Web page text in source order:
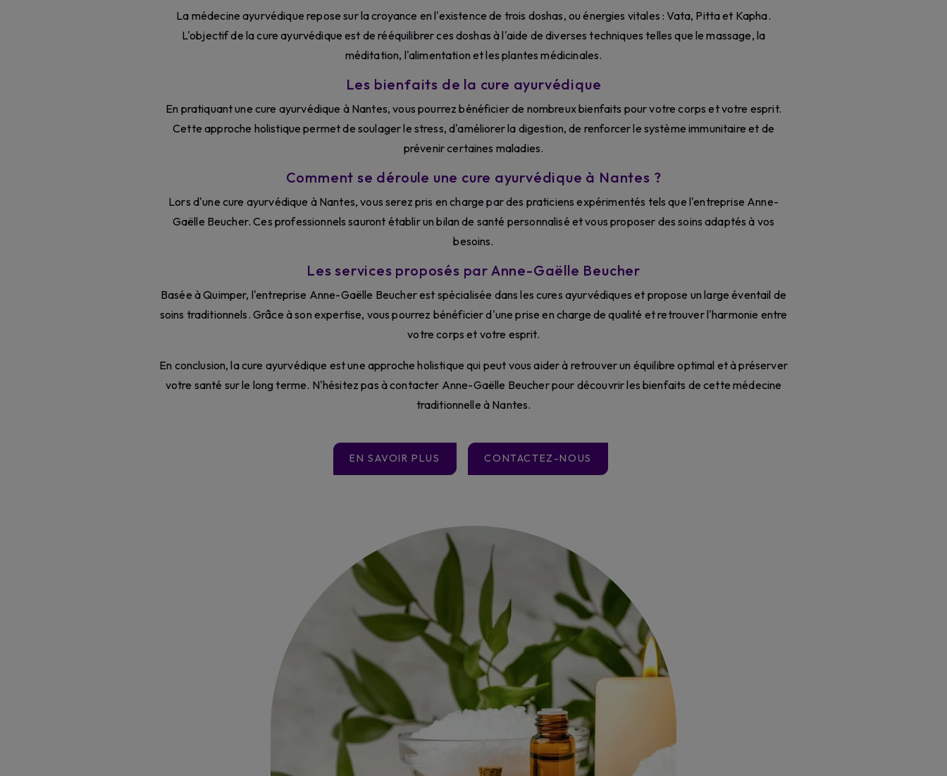
La médecine ayurvédique repose sur la croyance en l'existence de trois doshas, ou énergies vitales : Vata, Pitta et Kapha.
L'objectif de la cure ayurvédique est de rééquilibrer ces doshas à l'aide de diverses techniques telles que le massage, la
méditation, l'alimentation et les plantes médicinales.
Les bienfaits de la cure ayurvédique
En pratiquant une cure ayurvédique à Nantes, vous pourrez bénéficier de nombreux bienfaits pour votre corps et votre esprit.
Cette approche holistique permet de soulager le stress, d'améliorer la digestion, de renforcer le système immunitaire et de
prévenir certaines maladies.
Comment se déroule une cure ayurvédique à Nantes ?
Lors d'une cure ayurvédique à Nantes, vous serez pris en charge par des praticiens expérimentés tels que l'entreprise Anne-
Gaëlle Beucher. Ces professionnels sauront établir un bilan de santé personnalisé et vous proposer des soins adaptés à vos
besoins.
Les services proposés par Anne-Gaëlle Beucher
Basée à Quimper, l'entreprise Anne-Gaëlle Beucher est spécialisée dans les cures ayurvédiques et propose un large éventail de
soins traditionnels. Grâce à son expertise, vous pourrez bénéficier d'une prise en charge de qualité et retrouver l'harmonie entre
votre corps et votre esprit.
En conclusion, la cure ayurvédique est une approche holistique qui peut vous aider à retrouver un équilibre optimal et à préserver
votre santé sur le long terme. N'hésitez pas à contacter Anne-Gaëlle Beucher pour découvrir les bienfaits de cette médecine
traditionnelle à Nantes.
EN SAVOIR PLUS CONTACTEZ-NOUS